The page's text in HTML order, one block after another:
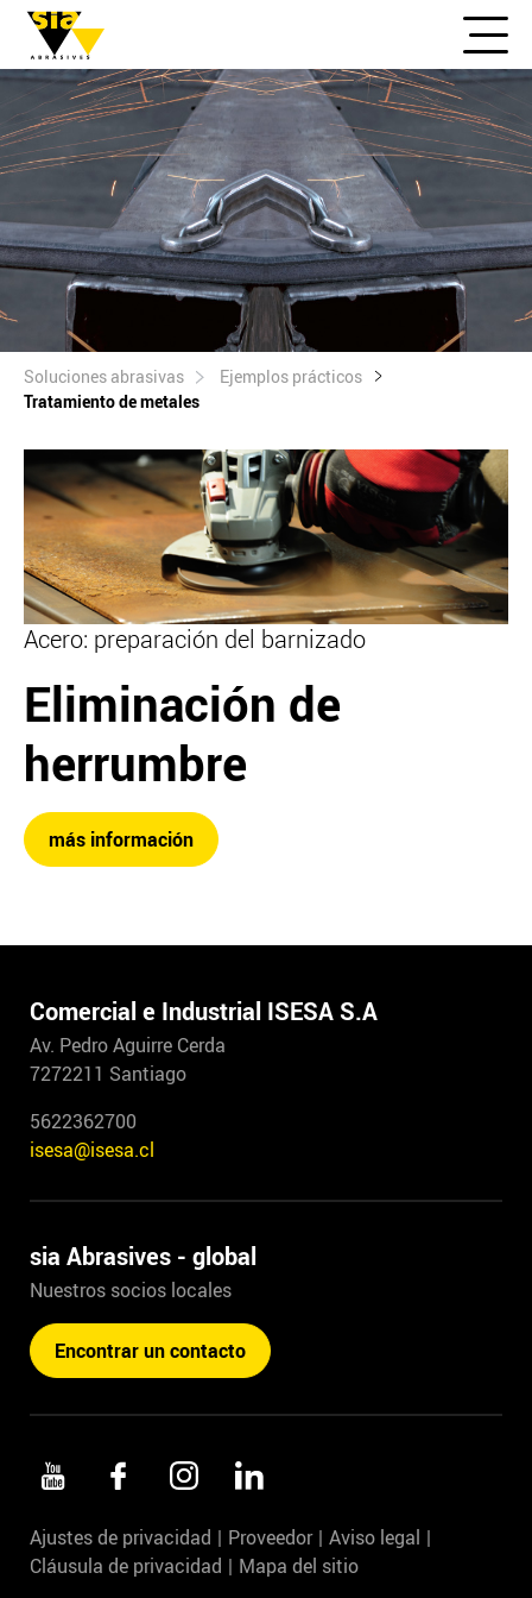
Soluciones abrasivas
Ejemplos prácticos
Tratamiento de metales
Acero: preparación del barnizado
Eliminación de
herrumbre
más información
Comercial e Industrial ISESA S.A
Av. Pedro Aguirre Cerda
7272211 Santiago
5622362700
isesa@isesa.cl
sia Abrasives - global
Nuestros socios locales
Encontrar un contacto
Ajustes de privacidad Proveedor
Aviso legal
Cláusula de privacidad
Mapa del sitio